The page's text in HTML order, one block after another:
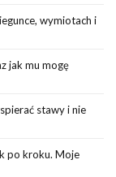
wymiotach i
jak mu mogę
stawy i nie
po kroku. Moje